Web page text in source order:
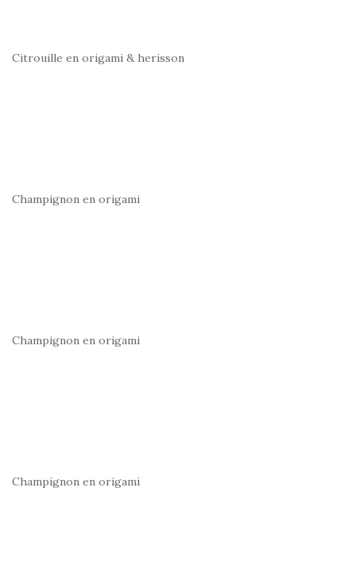
Citrouille en origami & herisson
Champignon en origami
Champignon en origami
Champignon en origami